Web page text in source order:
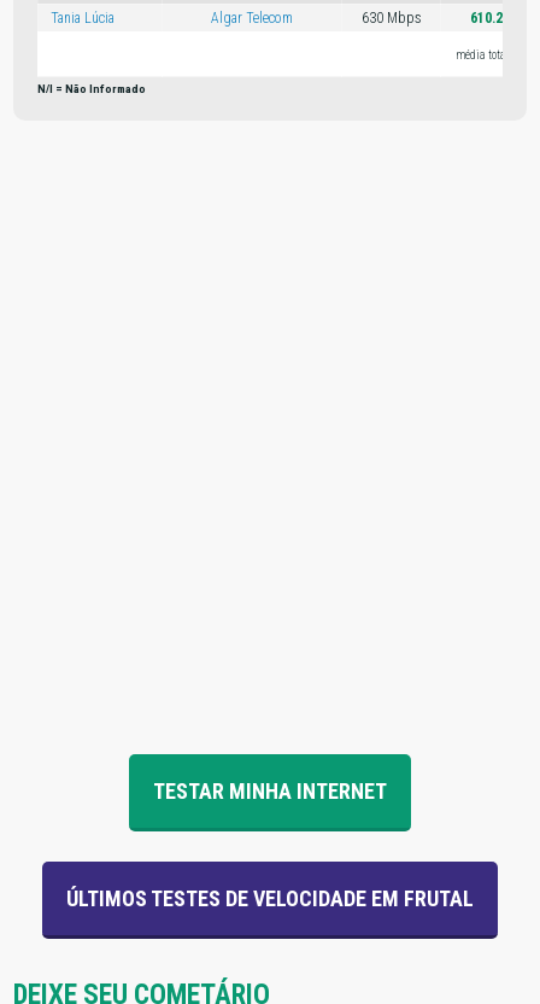
Tania Lúcia Algar Telecom 630 Mbps 610.25
média total: 318
N/I = Não Informado
TESTAR MINHA INTERNET
ÚLTIMOS TESTES DE VELOCIDADE EM FRUTAL
DEIXE SEU COMETÁRIO